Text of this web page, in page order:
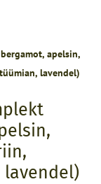
apelsin,
lavendel)
lavendel)